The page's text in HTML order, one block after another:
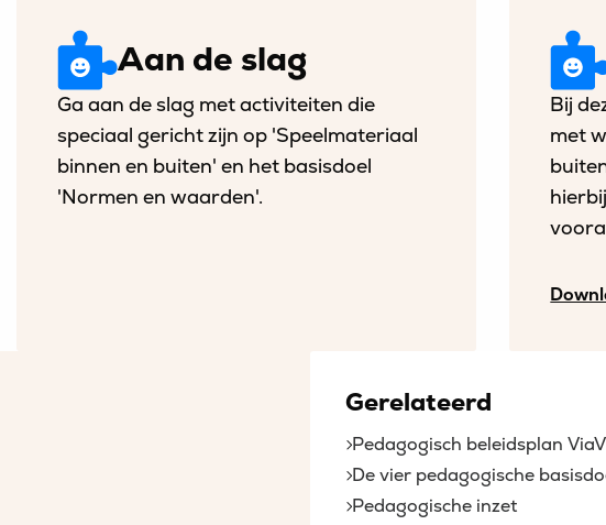
Aan de slag
Ga aan de slag met activiteiten die
speciaal gericht zijn op 'Speelmateriaal
binnen en buiten' en het basisdoel
'Normen en waarden'.
Bij
met
1
Gerelateerd
Pedagogisch beleidsplan
De vier pedagogische
Pedagogische inzet